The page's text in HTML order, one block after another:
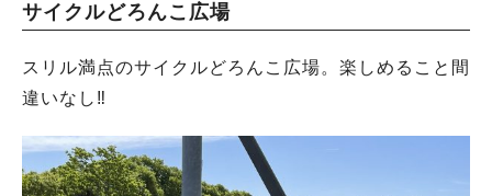
サイクルどろんこ広場
スリル満点のサイクルどろんこ広場。楽しめること間
違いなし‼︎